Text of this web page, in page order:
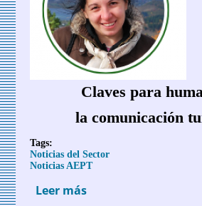
Claves para
la comunicación
Tags:
Noticias del Sector
Noticias AEPT
Leer más